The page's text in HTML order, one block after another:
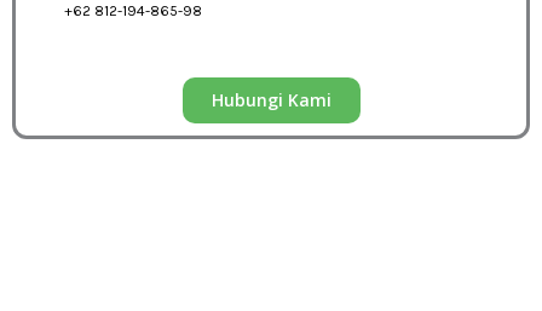
+62 812-194-865-98
Hubungi Kami